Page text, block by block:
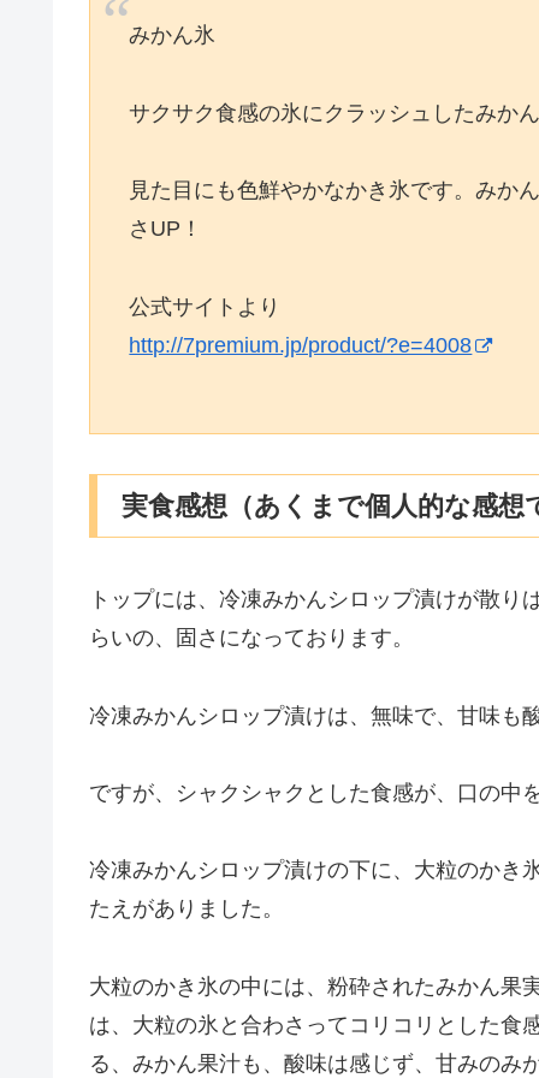
みかん氷
サクサク食感の氷にクラッシュしたみか
見た目にも色鮮やかなかき氷です。みか
さUP！
公式サイトより
http://7premium.jp/product/?e=4008
実食感想（あくまで個人的な感想
トップには、冷凍みかんシロップ漬けが散
らいの、固さになっております。
冷凍みかんシロップ漬けは、無味で、甘味も
ですが、シャクシャクとした食感が、口の中
冷凍みかんシロップ漬けの下に、大粒のかき
たえがありました。
大粒のかき氷の中には、粉砕されたみかん果
は、大粒の氷と合わさってコリコリとした食
る、みかん果汁も、酸味は感じず、甘みのみ